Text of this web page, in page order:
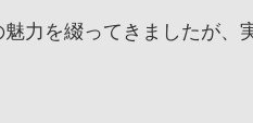
力を綴ってきましたが、